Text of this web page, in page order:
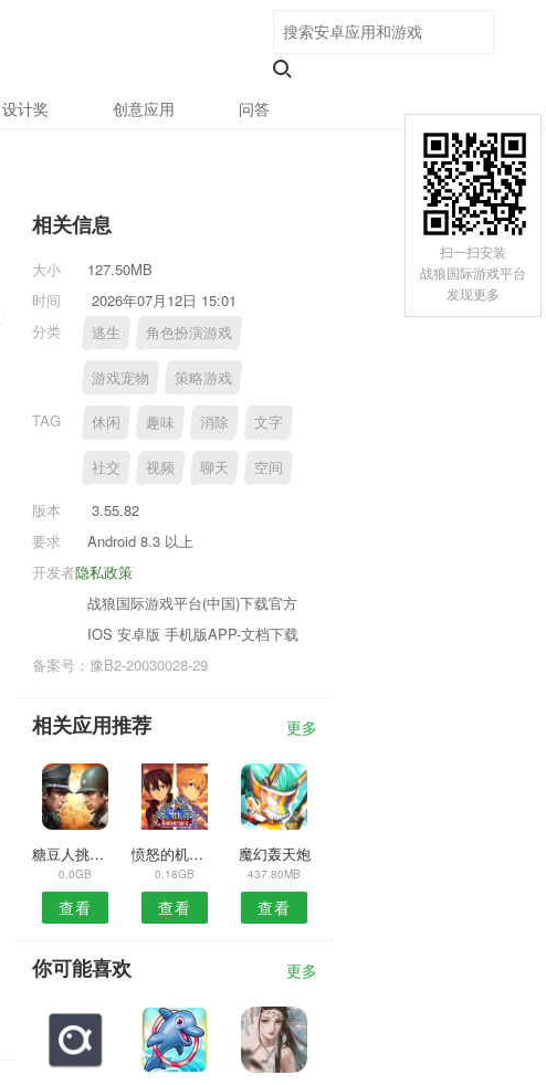
设计奖 创意应用 问答
相关信息
大小
127.50MB
时间
2026年07月12日 15:01
分类
逃生 角色扮演游戏
游戏宠物 策略游戏
TAG 休闲 趣味 消除 文字
社交 视频 聊天 空间
版本
3.55.82
要求
Android 8.3 以上
隐私政策
开发者
战狼国际游戏平台(中国)下载官方
IOS 安卓版 手机版APP-文档下载
备案号：豫B2-20030028-29
相关应用推荐 更多
糖豆人挑战赛
0.0GB
查看
愤怒的机械师
0.18GB
查看
魔幻轰天炮
437.80MB
查看
你可能喜欢 更多
扫一扫安装
战狼国际游戏平台
发现更多